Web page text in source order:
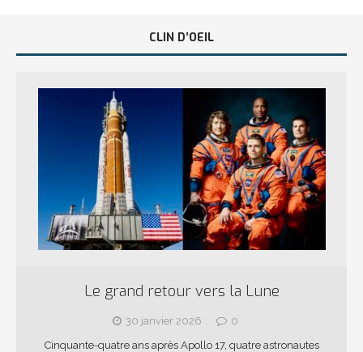
CLIN D’OEIL
Le grand retour vers la Lune
30 janvier 2026
0
Cinquante-quatre ans après Apollo 17, quatre astronautes